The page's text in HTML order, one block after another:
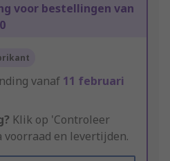
voor bestellingen van
vanaf 11 februari
Klik op 'Controleer
voorraad en levertijden.